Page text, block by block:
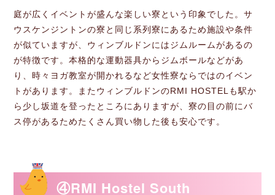
庭が広くイベントが盛んな楽しい寮という印象でした。サ
ウスケンジントンの寮と同じ系列寮にあるため施設や条件
が似ていますが、ウィンブルドンにはジムルームがあるの
が特徴です。本格的な運動器具からジムボールなどがあ
り、時々ヨガ教室が開かれるなど女性寮ならではのイベン
トがあります。またウィンブルドンのRMI HOSTELも駅か
ら少し坂道を登ったところにありますが、寮の目の前にバ
ス停があるためたくさん買い物した後も安心です。
④RMI Hostel South